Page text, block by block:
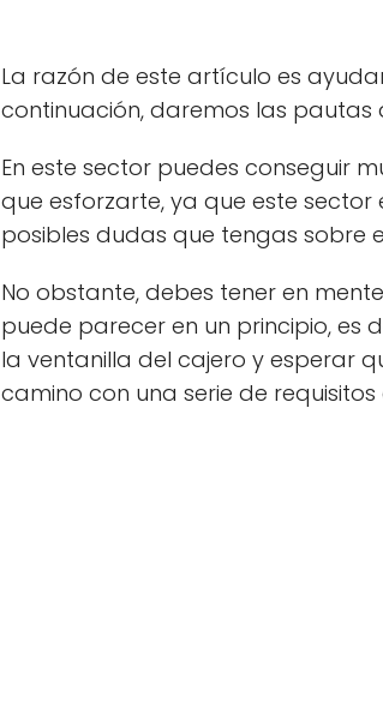
La razón de este artículo es
continuación, daremos las pautas
En este sector puedes conseguir
que esforzarte, ya que este
posibles dudas que tengas sobre
No obstante, debes tener en
puede parecer en un principio, es
la ventanilla del cajero y esperar
camino con una serie de